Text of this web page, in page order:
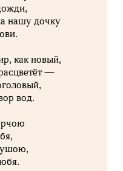
нашу дочку
как новый,
—
вод.